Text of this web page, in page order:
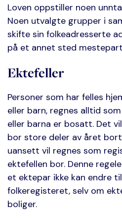
Loven oppstiller noen
Noen utvalgte grupper i
skifte sin folkeadresserte
på et annet sted
Ektefeller
Personer som har felles
eller barn, regnes alltid
eller barna er bosatt. Det
bor store deler av året
uansett vil regnes som
ektefellen bor. Denne
et ektepar ikke kan endre
folkeregisteret, selv om
boliger.